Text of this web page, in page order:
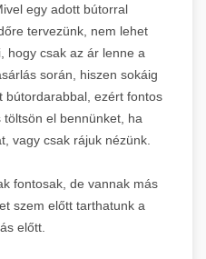
egy adott bútorral
tervezünk, nem lehet
hogy csak az ár lenne a
során, hiszen sokáig
bútordarabbal, ezért fontos
el bennünket, ha
vagy csak rájuk nézünk.
fontosak, de vannak más
szem előtt tarthatunk a
előtt.